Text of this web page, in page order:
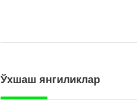
Ўхшаш янгиликлар